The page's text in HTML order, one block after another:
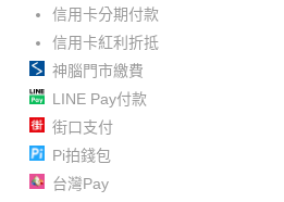
信用卡分期付款
信用卡紅利折抵
神腦門市繳費
LINE Pay付款
街口支付
Pi拍錢包
台灣Pay